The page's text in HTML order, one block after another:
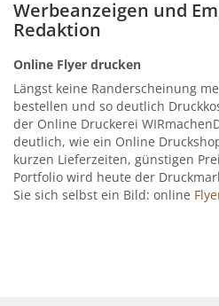
Werbeanzeigen und
Redaktion
Online Flyer drucken
Längst keine Randerscheinung
bestellen und so deutlich
der Online Druckerei
deutlich, wie ein Online
kurzen Lieferzeiten, günstigen
Portfolio wird heute der
Sie sich selbst ein Bild: online